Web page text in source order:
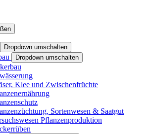
Dropdown umschalten
Dropdown umschalten
Klee und Zwischenfrüchte
Sortenwesen & Saatgut
Pflanzenproduktion